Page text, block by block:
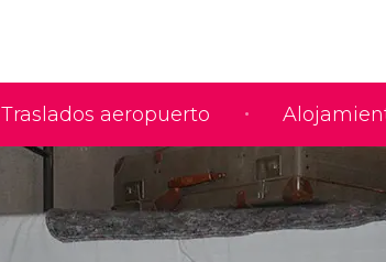
Traslados aeropuerto